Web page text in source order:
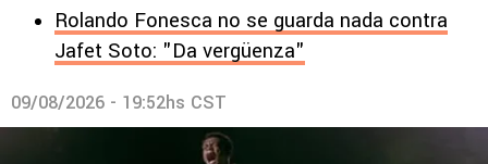
Rolando Fonesca no se guarda nada contra
Jafet Soto: "Da vergüenza"
09/08/2026 - 19:52hs CST